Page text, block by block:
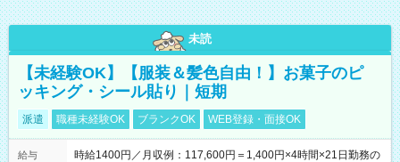
未読
【未経験OK】【服装＆髪色自由！】お菓子のピ
ッキング・シール貼り｜短期
派遣 職種未経験OK ブランクOK WEB登録・面接OK
給与
時給1400円／月収例：117,600円＝1,400円×4時間×21日勤務の